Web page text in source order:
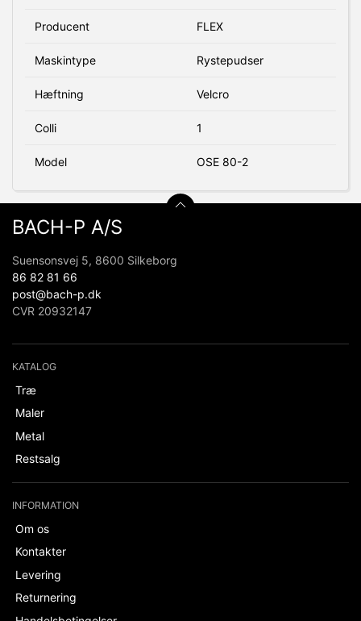
Producent FLEX
Maskintype Rystepudser
Hæftning Velcro
Colli 1
Model OSE 80-2
BACH-P A/S
Suensonsvej 5, 8600 Silkeborg
86 82 81 66
post@bach-p.dk
CVR 20932147
KATALOG
Træ
Maler
Metal
Restsalg
INFORMATION
Om os
Kontakter
Levering
Returnering